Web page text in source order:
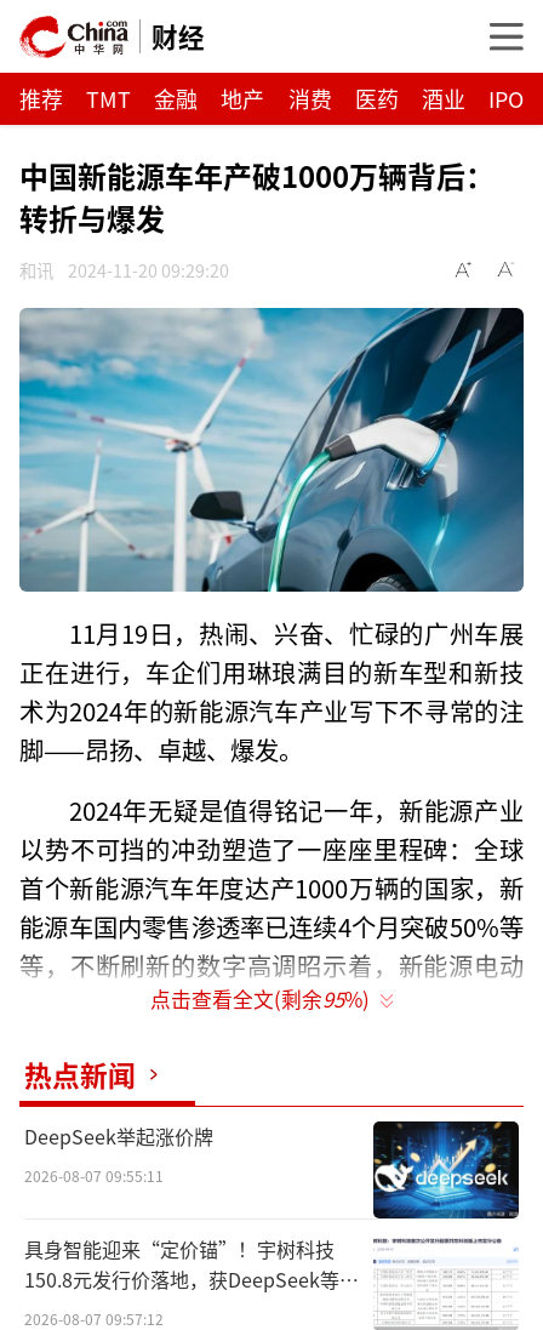
财经
推荐 TMT 金融 地产 消费 医药 酒业 IPO
中国新能源车年产破1000万辆背后：
转折与爆发
和讯 2024-11-20 09:29:20
11月19日，热闹、兴奋、忙碌的广州车展
正在进行，车企们用琳琅满目的新车型和新技
术为2024年的新能源汽车产业写下不寻常的注
脚——昂扬、卓越、爆发。
2024年无疑是值得铭记一年，新能源产业
以势不可挡的冲劲塑造了一座座里程碑：全球
首个新能源汽车年度达产1000万辆的国家，新
能源车国内零售渗透率已连续4个月突破50%等
等，不断刷新的数字高调昭示着，新能源电动
车的黄金时代已经到来。
从2008年590辆新能源汽车亮相北京奥运
会，到现在大街小巷遍地跑着绿牌车，从不被
看好到中国名片，从“骗补”风波到越来越多
车企靠市场认可进入盈利阵营，从追随者到重
塑全球汽车产业生态，作为战略性新兴产业的
新能源汽车，已经成为经济高质量发展的重要
引擎。
点击查看全文(剩余95%)
热点新闻
DeepSeek举起涨价牌
2026-08-07 09:55:11
具身智能迎来“定价锚”！宇树科技
150.8元发行价落地，获DeepSeek等豪
华战配加持
2026-08-07 09:57:12